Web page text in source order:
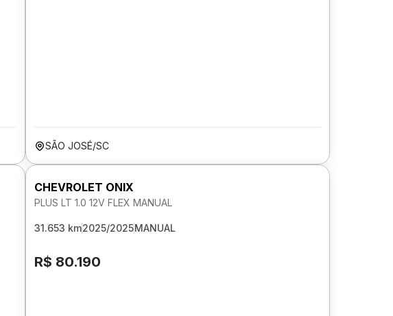
SÃO JOSÉ/SC
CHEVROLET ONIX
PLUS LT 1.0 12V FLEX MANUAL
31.653 km2025/2025MANUAL
R$ 80.190